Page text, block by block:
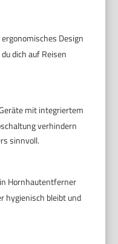
Design
dich auf Reisen
mit integriertem
verhindern
sinnvoll.
Hornhautentferner
hygienisch bleibt und